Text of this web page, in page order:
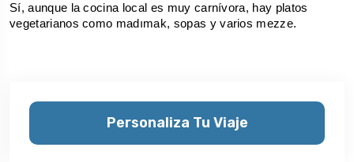
Sí, aunque la cocina local es muy carnívora, hay platos
vegetarianos como madımak, sopas y varios mezze.
Personaliza Tu Viaje